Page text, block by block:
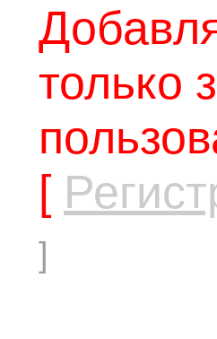
только
[
]